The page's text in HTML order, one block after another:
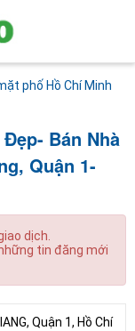
phố Hồ Chí Minh
Bán Nhà
Quận 1-
dịch.
tin đăng mới
Quận 1, Hồ Chí